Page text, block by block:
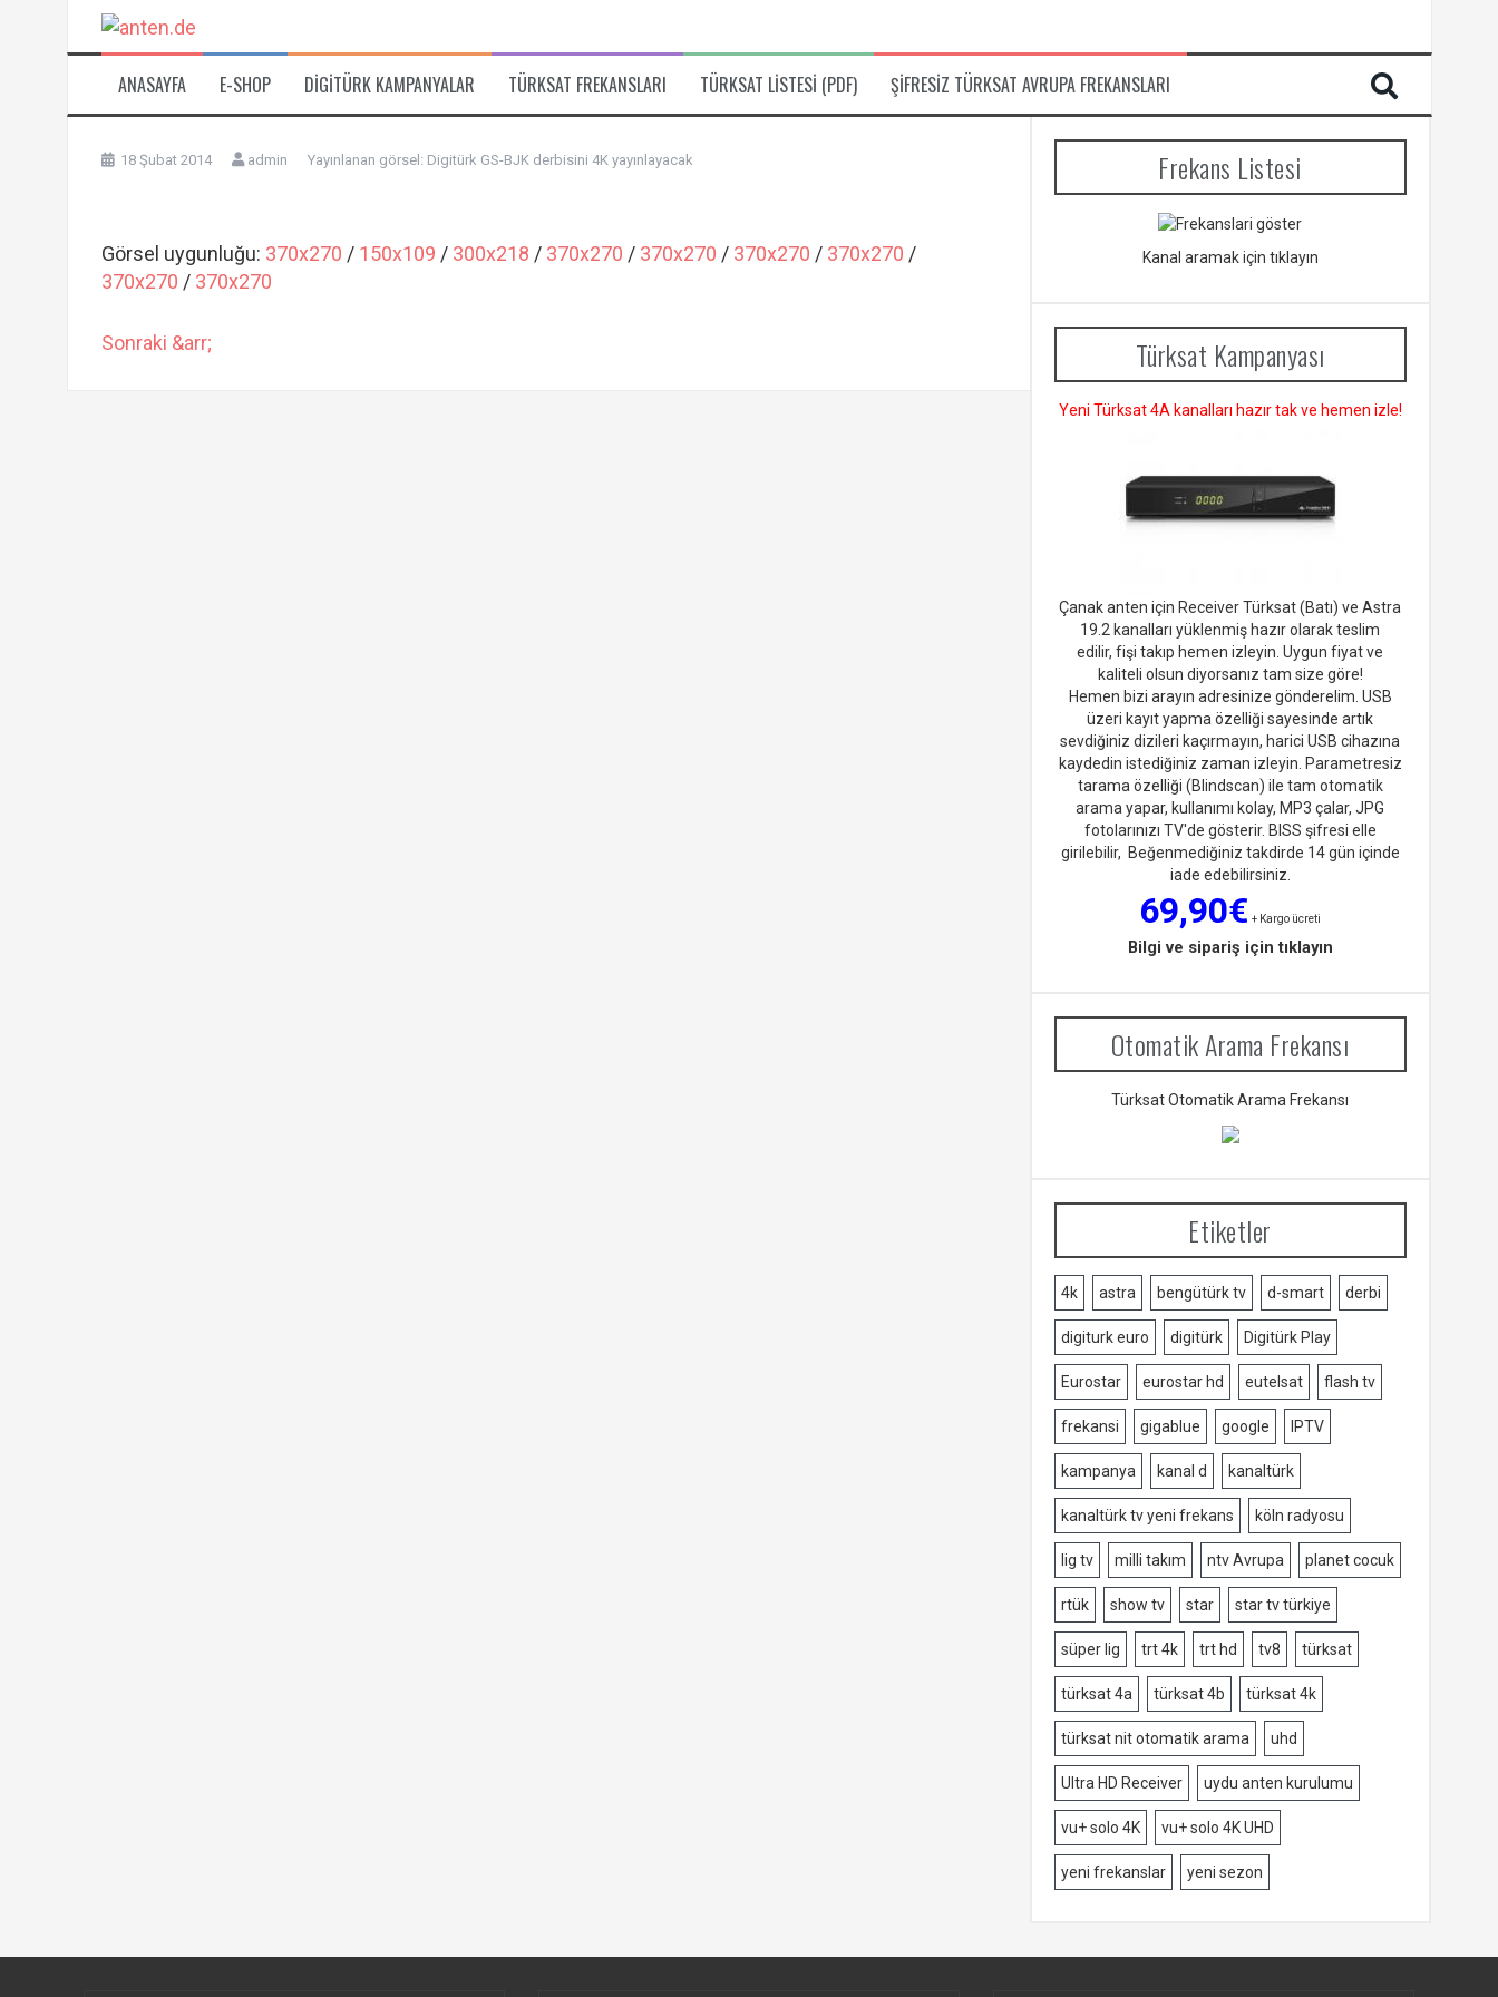
ANASAYFA E-SHOP DIGITÜRK KAMPANYALAR TÜRKSAT FREKANSLARI TÜRKSAT LISTESI (PDF) ŞIFRESIZ TÜRKSAT AVRUPA FREKANSLARI
18 Şubat 2014 admin Yayınlanan görsel: Digitürk GS-BJK derbisini 4K yayınlayacak
Görsel uygunluğu: 370x270 / 150x109 / 300x218 / 370x270 / 370x270 / 370x270 / 370x270 /
370x270 / 370x270
Sonraki &arr;
Frekans Listesi
Kanal aramak için tıklayın
Türksat Kampanyası
Yeni Türksat 4A kanalları hazır tak ve hemen izle!
Çanak anten için Receiver Türksat (Batı) ve Astra
19.2 kanalları yüklenmiş hazır olarak teslim
edilir, fişi takıp hemen izleyin. Uygun fiyat ve
kaliteli olsun diyorsanız tam size göre!
Hemen bizi arayın adresinize gönderelim. USB
üzeri kayıt yapma özelliği sayesinde artık
sevdiğiniz dizileri kaçırmayın, harici USB cihazına
kaydedin istediğiniz zaman izleyin. Parametresiz
tarama özelliği (Blindscan) ile tam otomatik
arama yapar, kullanımı kolay, MP3 çalar, JPG
fotolarınızı TV'de gösterir. BISS şifresi elle
girilebilir, Beğenmediğiniz takdirde 14 gün içinde
iade edebilirsiniz.
69,90€ + Kargo ücreti
Bilgi ve sipariş için tıklayın
Otomatik Arama Frekansı
Türksat Otomatik Arama Frekansı
Etiketler
4k astra bengütürk tv d-smart derbi
digiturk euro digitürk Digitürk Play
Eurostar eurostar hd eutelsat flash tv
frekansi gigablue google IPTV
kampanya kanal d kanaltürk
kanaltürk tv yeni frekans köln radyosu
lig tv milli takım ntv Avrupa planet cocuk
rtük show tv star star tv türkiye
süper lig trt 4k trt hd tv8 türksat
türksat 4a türksat 4b türksat 4k
türksat nit otomatik arama uhd
Ultra HD Receiver uydu anten kurulumu
vu+ solo 4K vu+ solo 4K UHD
yeni frekanslar yeni sezon